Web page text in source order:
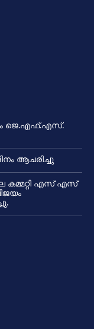
ജെ.എഫ്.എസ്.
ആചരിച്ചു
കമ്മറ്റി എസ് എസ്